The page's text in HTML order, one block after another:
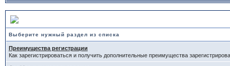
Выберите нужный раздел из списка
Преимущества регистрации
Как зарегистрироваться и получить дополнительные преимущества